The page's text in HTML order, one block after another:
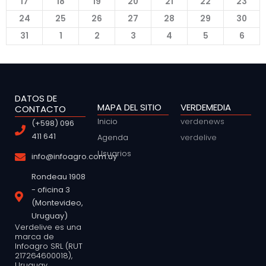
24
25 26 27 28 29
30
31
1 2 3 4 5 6
DATOS DE
CONTACTO
(+598) 096
411 641
info@infoagro.com.uy
Rondeau 1908
- oficina 3
(Montevideo,
Uruguay)
Verdelive es una
marca de
Infoagro SRL (RUT
217264600018),
MAPA DEL SITIO
Inicio
Agenda
Usuarios
VERDEMEDIA
verdenews
verdelive